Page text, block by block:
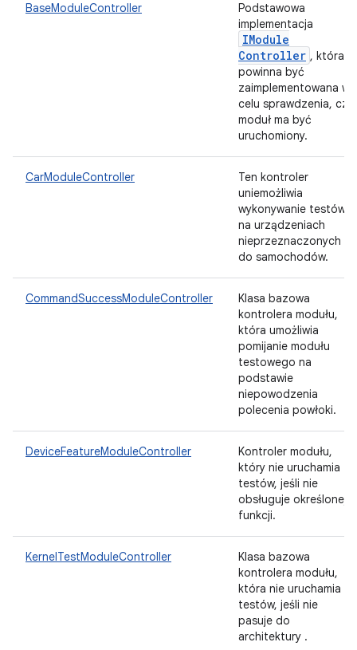
BaseModuleController
Podstawowa
implementacja
IModule
Controller , która
powinna być
zaimplementowana w
celu sprawdzenia, czy
moduł ma być
uruchomiony.
CarModuleController
Ten kontroler
uniemożliwia
wykonywanie testów
na urządzeniach
nieprzeznaczonych
do samochodów.
CommandSuccessModuleController
Klasa bazowa
kontrolera modułu,
która umożliwia
pomijanie modułu
testowego na
podstawie
niepowodzenia
polecenia powłoki.
DeviceFeatureModuleController
Kontroler modułu,
który nie uruchamia
testów, jeśli nie
obsługuje określonej
funkcji.
KernelTestModuleController
Klasa bazowa
kontrolera modułu,
która nie uruchamia
testów, jeśli nie
pasuje do
architektury .